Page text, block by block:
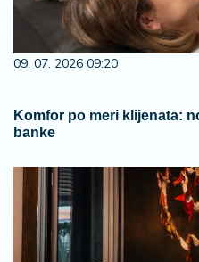
09. 07. 2026 09:20
Komfor po meri klijenata:
banke